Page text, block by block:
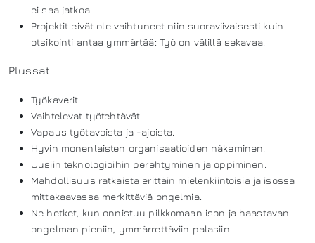
ei saa jatkoa.
Projektit eivät ole vaihtuneet niin suoraviivaisesti kuin
otsikointi antaa ymmärtää: Työ on välillä sekavaa.
Plussat
Työkaverit.
Vaihtelevat työtehtävät.
Vapaus työtavoista ja -ajoista.
Hyvin monenlaisten organisaatioiden näkeminen.
Uusiin teknologioihin perehtyminen ja oppiminen.
Mahdollisuus ratkaista erittäin mielenkiintoisia ja isossa
mittakaavassa merkittäviä ongelmia.
Ne hetket, kun onnistuu pilkkomaan ison ja haastavan
ongelman pieniin, ymmärrettäviin palasiin.